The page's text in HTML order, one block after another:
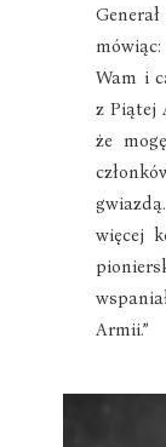
Wam i
z Piątej
że
więcej
Armii.”